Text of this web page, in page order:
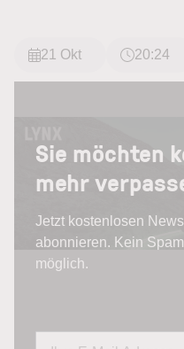
21 Okt 20:24
Sie möchten
mehr
Jetzt kostenlosen
abonnieren. Kein
möglich.